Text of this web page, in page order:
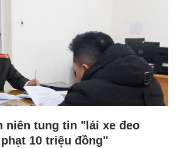
niên tung tin "lái xe đeo
10 triệu đồng"